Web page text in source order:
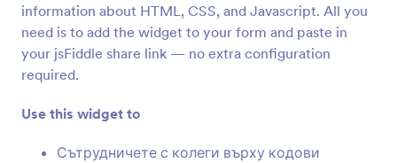
information about HTML, CSS, and Javascript. All you
need is to add the widget to your form and paste in
your jsFiddle share link — no extra configuration
required.
Use this widget to
Сътрудничете с колеги върху кодови
Редактор на код
Проверете вашия код за грешки
Маскирано въвеждане
Автоматично форматиране на числови